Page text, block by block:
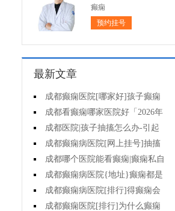
癫痫
预约挂号
最新文章
成都癫痫医院[哪家好]孩子癫痫
会影响智力吗?
成都看癫痫哪家医院好「2026年
度公布」原发性癫痫有多大几率遗
传给孩子?
成都医院|孩子抽搐怎么办-引起
癫痫发作的药物有哪些?
成都癫痫病医院[网上挂号]抽搐
就是癫痫发作吗?
成都哪个医院能看癫痫|癫痫私自
停药影响大不大?
成都癫痫病医院{地址}癫痫都是
要遗传的吗?
成都癫痫病医院[排行]得癫痫会
有什么异常表现?
成都癫痫医院[排行]为什么癫痫